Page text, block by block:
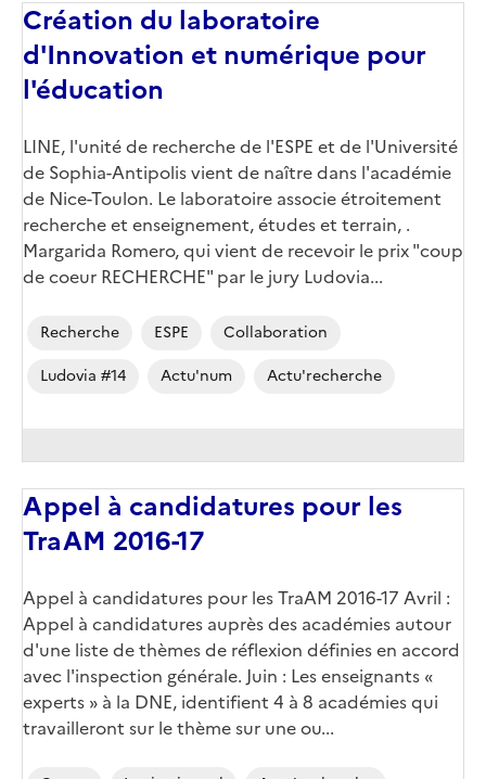
Création du laboratoire
d'Innovation et numérique pour
l'éducation
LINE, l'unité de recherche de l'ESPE et de l'Université
de Sophia-Antipolis vient de naître dans l'académie
de Nice-Toulon. Le laboratoire associe étroitement
recherche et enseignement, études et terrain, .
Margarida Romero, qui vient de recevoir le prix "coup
de coeur RECHERCHE" par le jury Ludovia...
Recherche ESPE
Collaboration
Ludovia #14
Actu'num Actu'recherche
Appel à candidatures pour les
TraAM 2016-17
Appel à candidatures pour les TraAM 2016-17 Avril :
Appel à candidatures auprès des académies autour
d'une liste de thèmes de réflexion définies en accord
avec l'inspection générale. Juin : Les enseignants «
experts » à la DNE, identifient 4 à 8 académies qui
travailleront sur le thème sur une ou...